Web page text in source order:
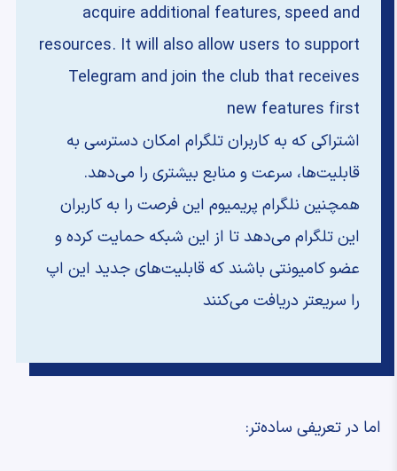
acquire additional features, speed and
resources. It will also allow users to support
Telegram and join the club that receives
new features first
اشتراکی که به کاربران تلگرام امکان دسترسی به
قابلیت‌ها، سرعت و منابع بیشتری را می‌دهد.
همچنین نلگرام پریمیوم این فرصت را به کاربران
این تلگرام می‌دهد تا از این شبکه حمایت کرده و
عضو کامیونتی باشند که قابلیت‌های جدید این اپ
را سریعتر دریافت می‌کنند
اما در تعریفی ساده‌تر: